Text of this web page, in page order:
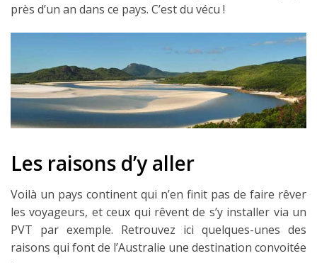
Le logement en voyage
LA carte bancaire
voyage !
Louer une voiture !
L’auteur
près d’un an dans ce pays. C’est du vécu !
Les raisons d’y aller
Voilà un pays continent qui n’en finit pas de faire rêver
les voyageurs, et ceux qui rêvent de s’y installer via un
PVT par exemple. Retrouvez ici quelques-unes des
raisons qui font de l’Australie une destination convoitée